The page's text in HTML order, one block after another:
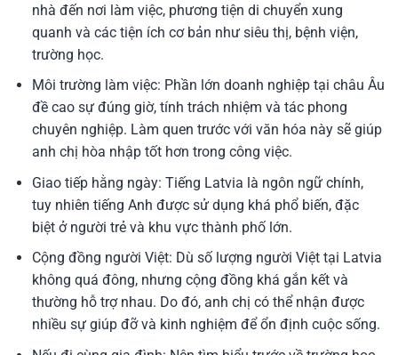
nhà đến nơi làm việc, phương tiện di chuyển xung
quanh và các tiện ích cơ bản như siêu thị, bệnh viện,
trường học.
Môi trường làm việc: Phần lớn doanh nghiệp tại châu Âu
đề cao sự đúng giờ, tính trách nhiệm và tác phong
chuyên nghiệp. Làm quen trước với văn hóa này sẽ giúp
anh chị hòa nhập tốt hơn trong công việc.
Giao tiếp hằng ngày: Tiếng Latvia là ngôn ngữ chính,
tuy nhiên tiếng Anh được sử dụng khá phổ biến, đặc
biệt ở người trẻ và khu vực thành phố lớn.
Cộng đồng người Việt: Dù số lượng người Việt tại Latvia
không quá đông, nhưng cộng đồng khá gắn kết và
thường hỗ trợ nhau. Do đó, anh chị có thể nhận được
nhiều sự giúp đỡ và kinh nghiệm để ổn định cuộc sống.